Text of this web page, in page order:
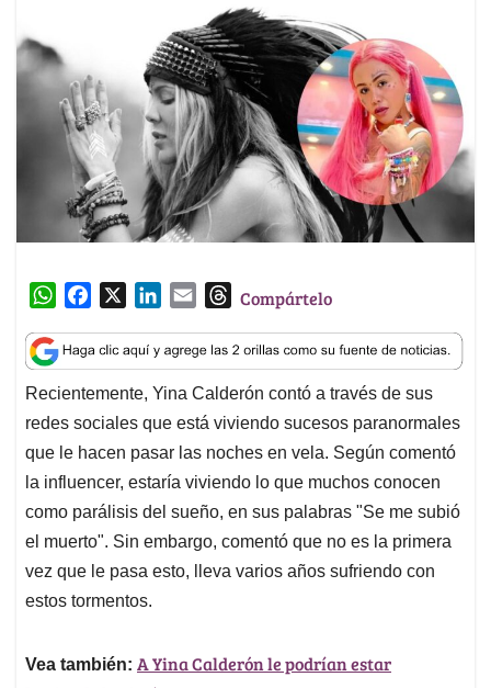
W
a
t
s
A
p
p
c
e
b
o
o
k
n
k
e
d
I
n
a
i
l
T
r
e
a
d
s
Compártelo
Recientemente, Yina Calderón contó a través de sus
redes sociales que está viviendo sucesos paranormales
que le hacen pasar las noches en vela. Según comentó
la influencer, estaría viviendo lo que muchos conocen
como parálisis del sueño, en sus palabras "Se me subió
el muerto". Sin embargo, comentó que no es la primera
vez que le pasa esto, lleva varios años sufriendo con
estos tormentos.
Vea también: A Yina Calderón le podrían estar